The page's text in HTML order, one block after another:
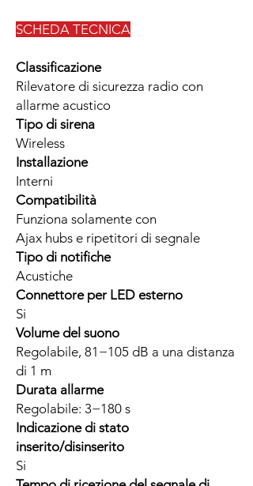
SCHEDA TECNICA
Classificazione
Rilevatore di sicurezza radio con
allarme acustico
Tipo di sirena
Wireless
Installazione
Interni
Compatibilità
Funziona solamente con
Ajax hubs e ripetitori di segnale
Tipo di notifiche
Acustiche
Connettore per LED esterno
Si
Volume del suono
Regolabile, 81−105 dB a una distanza
di 1 m
Durata allarme
Regolabile: 3−180 s
Indicazione di stato
inserito/disinserito
Si